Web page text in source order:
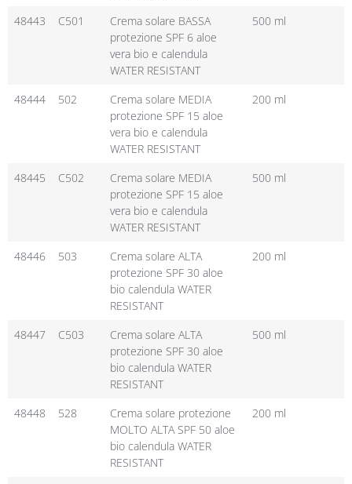
48443 C501
Crema solare BASSA
protezione SPF 6 aloe
vera bio e calendula
WATER RESISTANT
500 ml
48444 502
Crema solare MEDIA
protezione SPF 15 aloe
vera bio e calendula
WATER RESISTANT
200 ml
48445 C502
Crema solare MEDIA
protezione SPF 15 aloe
vera bio e calendula
WATER RESISTANT
500 ml
48446 503
Crema solare ALTA
protezione SPF 30 aloe
bio calendula WATER
RESISTANT
200 ml
48447 C503
Crema solare ALTA
protezione SPF 30 aloe
bio calendula WATER
RESISTANT
500 ml
48448 528
Crema solare protezione
MOLTO ALTA SPF 50 aloe
bio calendula WATER
RESISTANT
200 ml